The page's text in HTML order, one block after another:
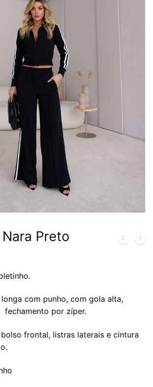
Preto
com punho, com gola alta,
fechamento por zíper.
frontal, listras laterais e cintura